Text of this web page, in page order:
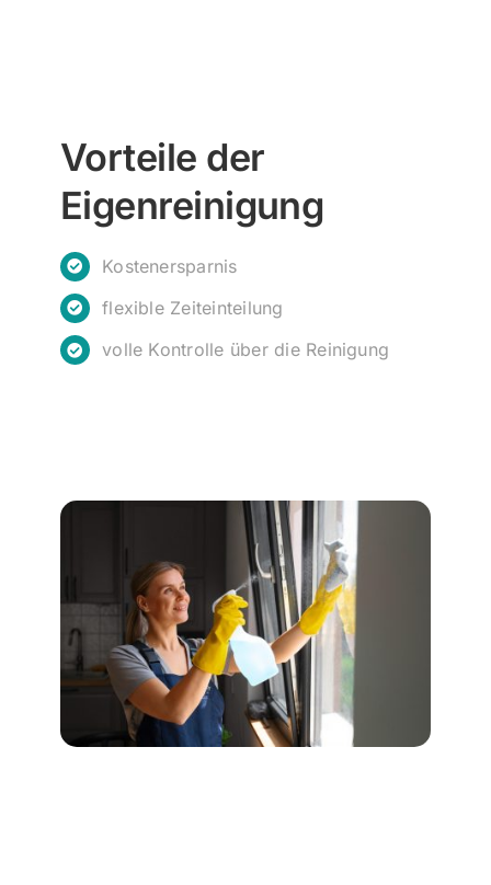
Vorteile der
Eigenreinigung
Kostenersparnis
flexible Zeiteinteilung
volle Kontrolle über die Reinigung